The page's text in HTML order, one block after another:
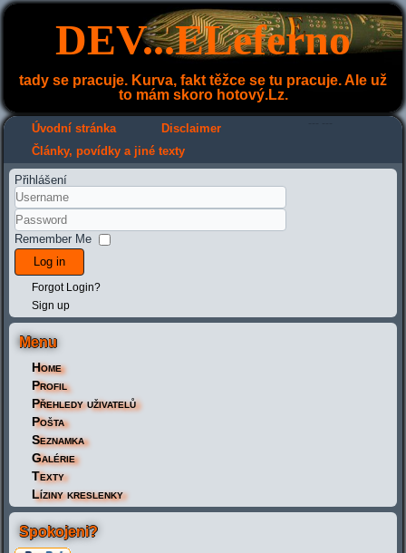
DEV...ELeferno
tady se pracuje. Kurva, fakt těžce se tu pracuje. Ale už
to mám skoro hotový.Lz.
Úvodní stránka Disclaimer
Články, povídky a jiné texty
Přihlášení
Remember Me
Log in
Forgot Login?
Sign up
Menu
Home
Profil
Přehledy uživatelů
Pošta
Seznamka
Galérie
Texty
Líziny kreslenky
Spokojeni?